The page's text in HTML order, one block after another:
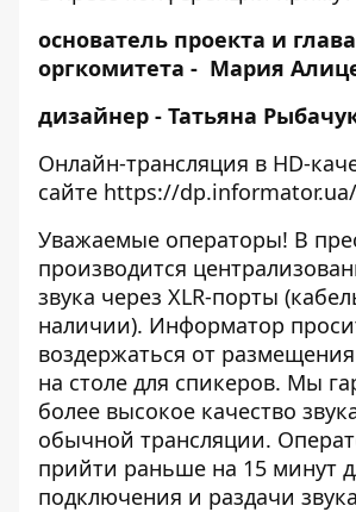
основатель проекта и глава
оргкомитета - Мария
дизайнер - Татьяна
Онлайн-трансляция в HD-
сайте https://dp.informator.ua/
Уважаемые операторы! В
производится
звука через XLR-порты
наличии). Информатор
воздержаться от
на столе для спикеров. Мы
более высокое качество
обычной трансляции.
прийти раньше на 15 минут
подключения и раздачи